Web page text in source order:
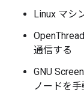
Linux マシ
通信する
GNU
ノードを